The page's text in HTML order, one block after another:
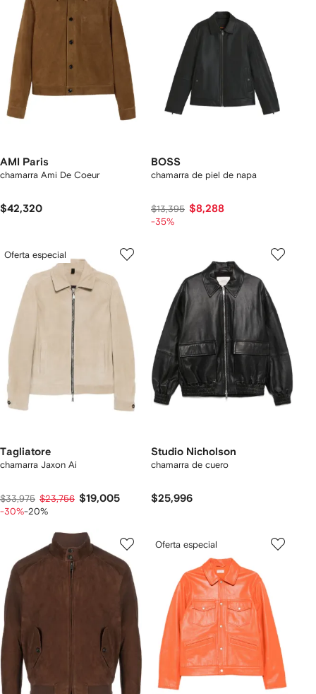
AMI Paris
chamarra Ami De Coeur
$42,320
BOSS
chamarra de piel de napa
$13,395 $8,288
-35%
Oferta especial
Tagliatore
chamarra Jaxon Ai
$33,975 $23,756 $19,005
-30%-20%
Studio Nicholson
chamarra de cuero
$25,996
Oferta especial